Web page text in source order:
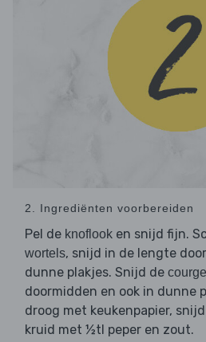
2. Ingrediënten voorbereiden
Pel de knoflook en snijd fijn.
wortels, snijd in de lengte
dunne plakjes. Snijd de
doormidden en ook in dunne
droog met keukenpapier,
kruid met ½tl peper en zout.